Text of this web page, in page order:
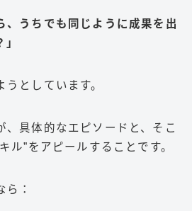
、うちでも同じように成果を出
としています。
、具体的なエピソードと、そこ
ル”をアピールすることです。
：